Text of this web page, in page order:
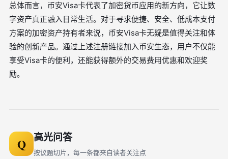
总体而言，币安Visa卡代表了加密货币应用的新方向，它让数
字资产真正融入日常生活。对于寻求便捷、安全、低成本支付
方案的加密资产持有者来说，币安Visa卡无疑是值得关注和体
验的创新产品。通过上述注册链接加入币安生态，用户不仅能
享受Visa卡的便利，还能获得额外的交易费用优惠和欢迎奖
励。
Q 高光问答
按议题切片，每一条都来自读者关注点